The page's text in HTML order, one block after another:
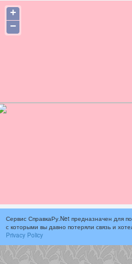
+
−
Сервис СправкаРу.Net предназначен для
с которыми вы давно потеряли связь и
Privacy Policy